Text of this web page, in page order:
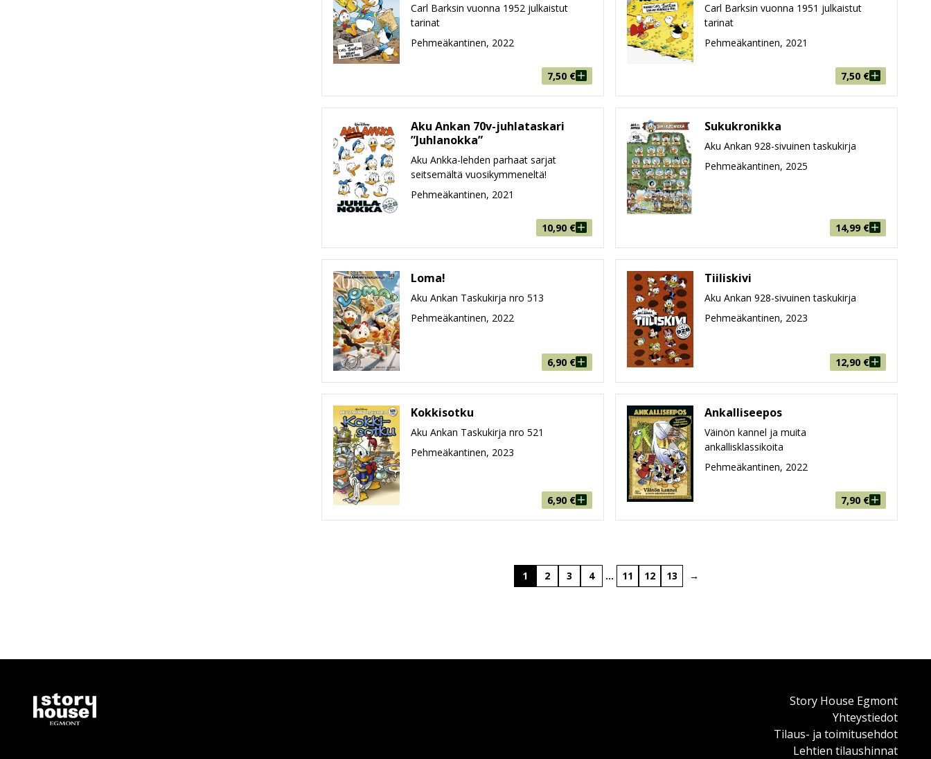
Carl Barksin vuonna 1952 julkaistut
tarinat
Pehmeäkantinen, 2022
7,50 €
Carl Barksin vuonna 1951 julkaistut
tarinat
Pehmeäkantinen, 2021
7,50 €
Aku Ankan 70v-juhlataskari
”Juhlanokka”
Aku Ankka-lehden parhaat sarjat
seitsemältä vuosikymmeneltä!
Pehmeäkantinen, 2021
10,90 €
Sukukronikka
Aku Ankan 928-sivuinen taskukirja
Pehmeäkantinen, 2025
14,99 €
Loma!
Aku Ankan Taskukirja nro 513
Pehmeäkantinen, 2022
6,90 €
Tiiliskivi
Aku Ankan 928-sivuinen taskukirja
Pehmeäkantinen, 2023
12,90 €
Kokkisotku
Aku Ankan Taskukirja nro 521
Pehmeäkantinen, 2023
6,90 €
Ankalliseepos
Väinön kannel ja muita
ankallisklassikoita
Pehmeäkantinen, 2022
7,90 €
1 2 3 4 … 11 12 13 →
Story House Egmont
Yhteystiedot
Tilaus- ja toimitusehdot
Lehtien tilaushinnat